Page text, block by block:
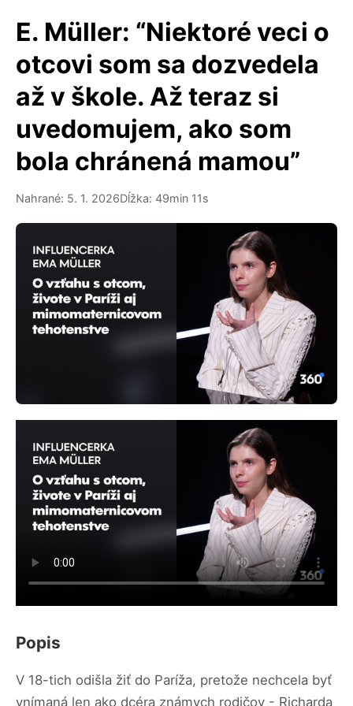
E. Müller: “Niektoré veci o
otcovi som sa dozvedela
až v škole. Až teraz si
uvedomujem, ako som
bola chránená mamou”
Nahrané: 5. 1. 2026Dĺžka: 49min 11s
Popis
V 18-tich odišla žiť do Paríža, pretože nechcela byť
vnímaná len ako dcéra známych rodičov - Richarda